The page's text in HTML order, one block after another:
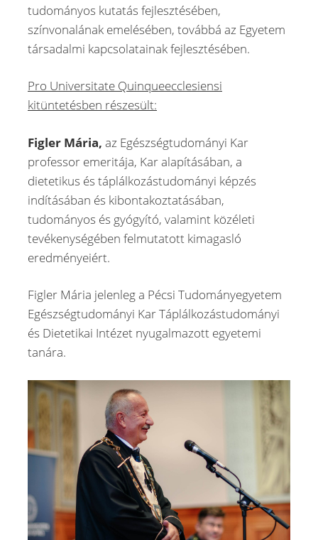
tudományos kutatás fejlesztésében,
színvonalának emelésében, továbbá az Egyetem
társadalmi kapcsolatainak fejlesztésében.
Pro Universitate Quinqueecclesiensi
kitüntetésben részesült:
Figler Mária, az Egészségtudományi Kar
professor emeritája, Kar alapításában, a
dietetikus és táplálkozástudományi képzés
indításában és kibontakoztatásában,
tudományos és gyógyító, valamint közéleti
tevékenységében felmutatott kimagasló
eredményeiért.
Figler Mária jelenleg a Pécsi Tudományegyetem
Egészségtudományi Kar Táplálkozástudományi
és Dietetikai Intézet nyugalmazott egyetemi
tanára.